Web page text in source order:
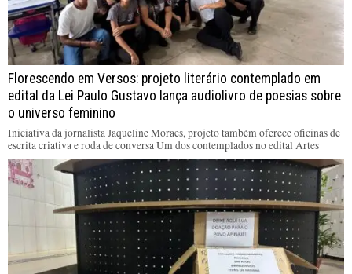
Florescendo em Versos: projeto literário contemplado em
edital da Lei Paulo Gustavo lança audiolivro de poesias sobre
o universo feminino
Iniciativa da jornalista Jaqueline Moraes, projeto também oferece oficinas de
escrita criativa e roda de conversa Um dos contemplados no edital Artes